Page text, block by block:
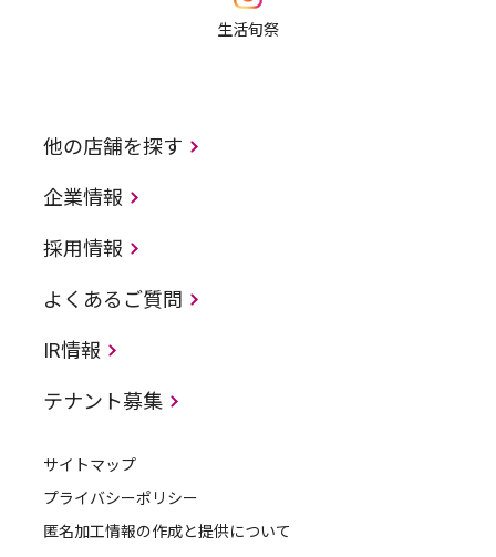
生活旬祭
他の店舗を探す
企業情報
採用情報
よくあるご質問
IR情報
テナント募集
サイトマップ
プライバシーポリシー
匿名加工情報の作成と提供について